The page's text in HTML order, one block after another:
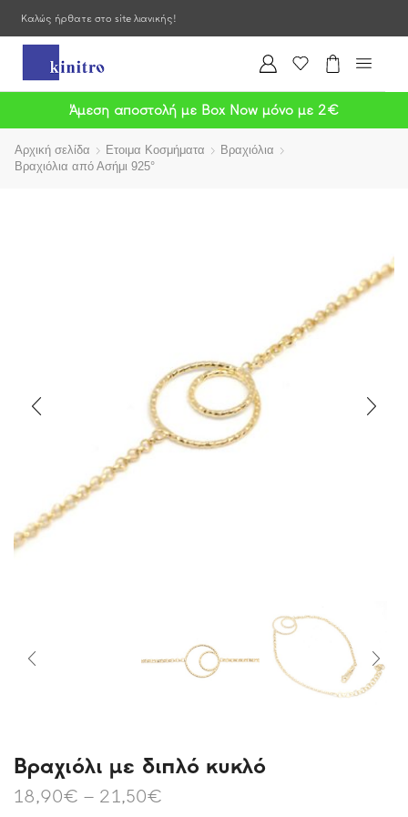
Καλώς ήρθατε στο site λιανικής!
Άμεση αποστολή με Box Now μόνο με 2€
Αρχική σελίδα Ετοιμα Κοσμήματα
Βραχιόλια
Βραχιόλια από Ασήμι 925°
Βραχιόλι με διπλό κυκλό
18,90€ – 21,50€